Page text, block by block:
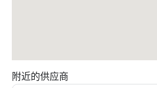
附近的供应商